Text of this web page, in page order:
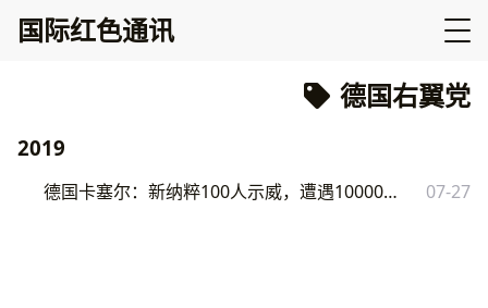
国际红色通讯
德国右翼党
2019
德国卡塞尔：新纳粹100人示威，遭遇10000人反示威 07-27